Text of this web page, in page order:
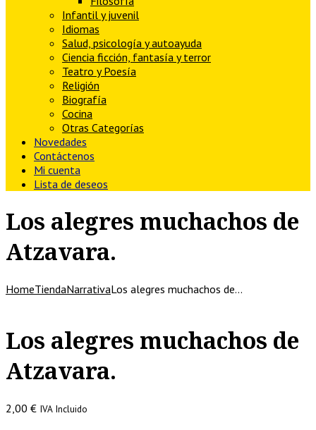
Infantil y juvenil
Idiomas
Salud, psicología y autoayuda
Ciencia ficción, fantasía y terror
Teatro y Poesía
Religión
Biografía
Cocina
Otras Categorías
Novedades
Contáctenos
Mi cuenta
Lista de deseos
Los alegres muchachos de
Atzavara.
HomeTiendaNarrativaLos alegres muchachos de…
Los alegres muchachos de
Atzavara.
2,00 € IVA Incluido